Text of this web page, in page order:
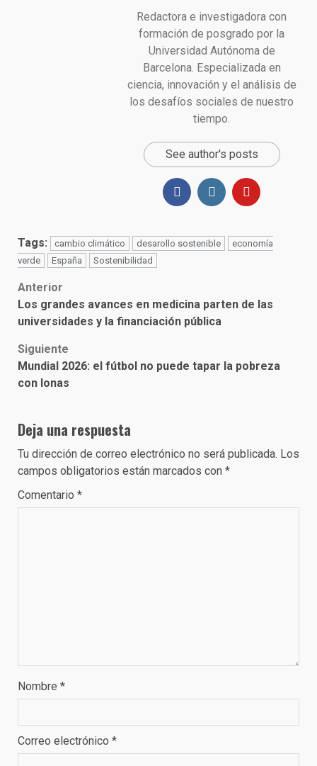
Redactora e investigadora con
formación de posgrado por la
Universidad Autónoma de
Barcelona. Especializada en
ciencia, innovación y el análisis de
los desafíos sociales de nuestro
tiempo.
See author's posts
Tags: cambio climático desarollo sostenible
economía
verde
España Sostenibilidad
Post
navigation
Anterior
Los grandes avances en medicina parten de las
universidades y la financiación pública
Siguiente
Mundial 2026: el fútbol no puede tapar la pobreza
con lonas
Deja una respuesta
Tu dirección de correo electrónico no será publicada. Los
campos obligatorios están marcados con *
Comentario *
Nombre *
Correo electrónico *